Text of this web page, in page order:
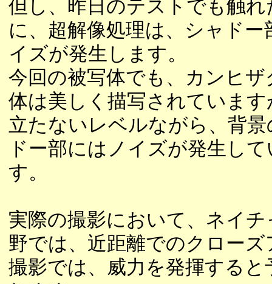
但し、昨日のテストでも触れ
に、超解像処理は、シャドー
イズが発生します。
今回の被写体でも、カンヒザ
体は美しく描写されています
立たないレベルながら、背
ドー部にはノイズが発生し
す。
実際の撮影において、ネイチ
野では、近距離でのクローズ
撮影では、威力を発揮すると